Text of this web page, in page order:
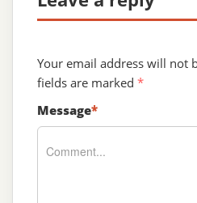
Your email address will not
fields are marked *
Message*